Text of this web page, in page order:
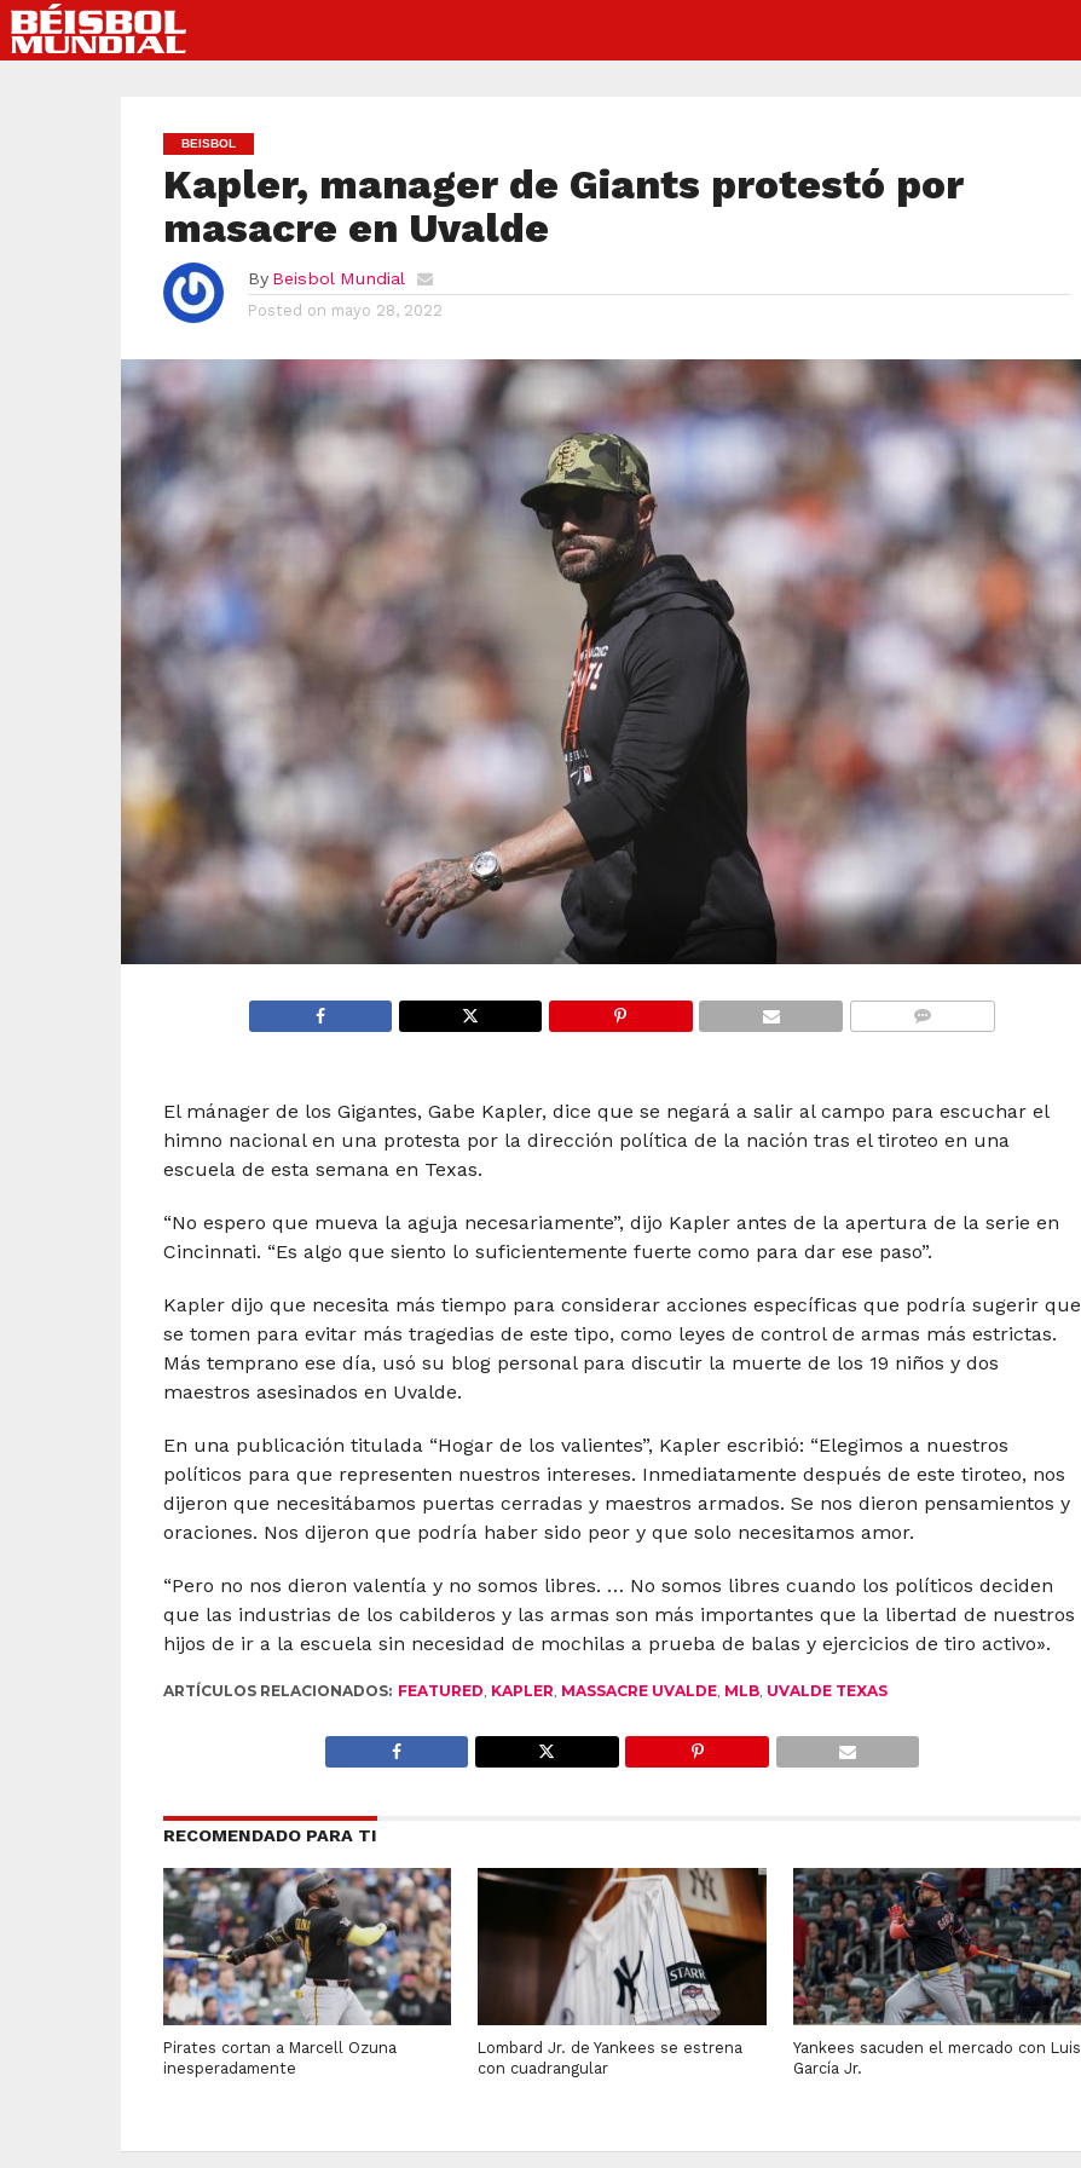
BEISBOL
Kapler, manager de Giants protestó por
masacre en Uvalde
By Beisbol Mundial
Posted on mayo 28, 2022
El mánager de los Gigantes, Gabe Kapler, dice que se negará a salir al campo para escuchar el
himno nacional en una protesta por la dirección política de la nación tras el tiroteo en una
escuela de esta semana en Texas.
“No espero que mueva la aguja necesariamente”, dijo Kapler antes de la apertura de la serie en
Cincinnati. “Es algo que siento lo suficientemente fuerte como para dar ese paso”.
Kapler dijo que necesita más tiempo para considerar acciones específicas que podría sugerir que
se tomen para evitar más tragedias de este tipo, como leyes de control de armas más estrictas.
Más temprano ese día, usó su blog personal para discutir la muerte de los 19 niños y dos
maestros asesinados en Uvalde.
En una publicación titulada “Hogar de los valientes”, Kapler escribió: “Elegimos a nuestros
políticos para que representen nuestros intereses. Inmediatamente después de este tiroteo, nos
dijeron que necesitábamos puertas cerradas y maestros armados. Se nos dieron pensamientos y
oraciones. Nos dijeron que podría haber sido peor y que solo necesitamos amor.
“Pero no nos dieron valentía y no somos libres. … No somos libres cuando los políticos deciden
que las industrias de los cabilderos y las armas son más importantes que la libertad de nuestros
hijos de ir a la escuela sin necesidad de mochilas a prueba de balas y ejercicios de tiro activo».
ARTÍCULOS RELACIONADOS: FEATURED, KAPLER, MASSACRE UVALDE, MLB, UVALDE TEXAS
RECOMENDADO PARA TI
Pirates cortan a Marcell Ozuna
inesperadamente
Lombard Jr. de Yankees se estrena
con cuadrangular
Yankees sacuden el mercado con Luis
García Jr.